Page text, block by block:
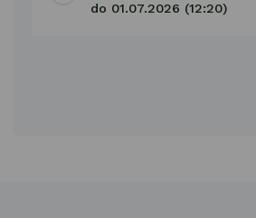
do 01.07.2026 (12:20)